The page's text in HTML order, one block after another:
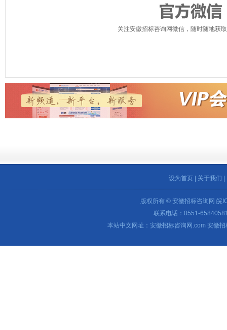
关注安徽招标咨询网微信，随时随地获
设为首页 关于我们
版权所有 © 安徽招标咨询网 皖
联系电话：0551-
本站中文网址：安徽招标咨询网.com 安徽